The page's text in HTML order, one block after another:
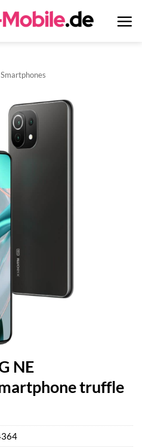
Smartphones
NE
truffle